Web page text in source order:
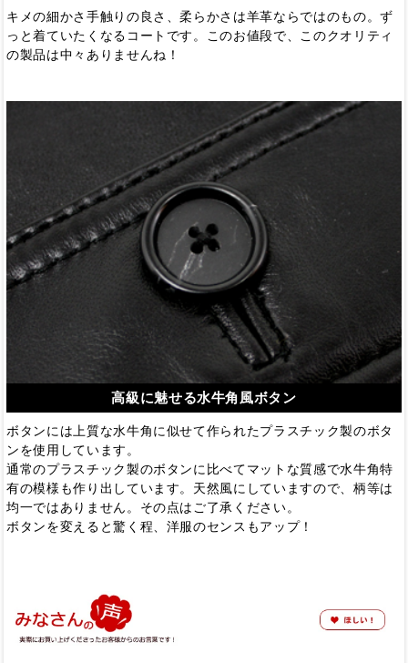
キメの細かさ手触りの良さ、柔らかさは羊革ならではのもの。ず
っと着ていたくなるコートです。このお値段で、このクオリティ
の製品は中々ありませんね！
高級に魅せる水牛角風ボタン
ボタンには上質な水牛角に似せて作られたプラスチック製のボタ
ンを使用しています。
通常のプラスチック製のボタンに比べてマットな質感で水牛角特
有の模様も作り出しています。天然風にしていますので、柄等は
均一ではありません。その点はご了承ください。
ボタンを変えると驚く程、洋服のセンスもアップ！